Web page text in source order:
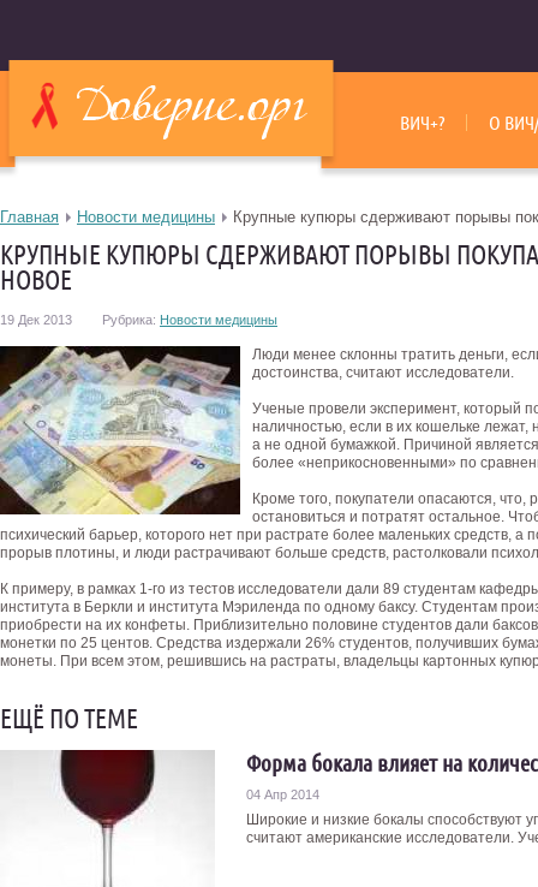
ВИЧ+? О
Главная Новости медицины Крупные купюры сдерживают порывы
КРУПНЫЕ КУПЮРЫ СДЕРЖИВАЮТ ПОРЫВЫ
НОВОЕ
19 Дек 2013 Рубрика: Новости медицины
Люди менее склонны тратить деньги,
достоинства, считают исследователи.
Ученые провели эксперимент, который
наличностью, если в их кошельке
а не одной бумажкой. Причиной
более «неприкосновенными» по
Кроме того, покупатели опасаются, что,
остановиться и потратят остальное.
психический барьер, которого нет при растрате более маленьких средств,
прорыв плотины, и люди растрачивают больше средств, растолковали
К примеру, в рамках 1-го из тестов исследователи дали 89 студентам
института в Беркли и института Мэриленда по одному баксу. Студентам
приобрести на их конфеты. Приблизительно половине студентов дали
монетки по 25 центов. Средства издержали 26% студентов, получивших
монеты. При всем этом, решившись на растраты, владельцы картонных
ЕЩЁ ПО ТЕМЕ
Форма бокала влияет на
04 Апр 2014
Широкие и низкие бокалы способствуют
считают американские исследователи.